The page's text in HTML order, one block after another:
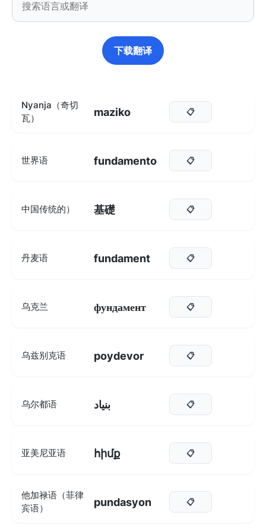
下载翻译
Nyanja（奇切
瓦）
maziko 📋
世界语 fundamento 📋
中国传统的） 基礎 📋
丹麦语 fundament 📋
乌克兰 фундамент 📋
乌兹别克语 poydevor 📋
乌尔都语 بنیاد 📋
亚美尼亚语 հիմք 📋
他加禄语（菲律
宾语）
pundasyon 📋